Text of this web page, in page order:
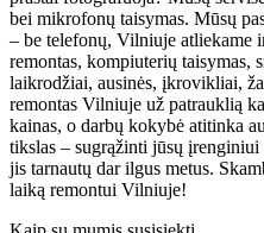
bei mikrofonų taisymas. Mūsų
– be telefonų, Vilniuje atliekame
remontas, kompiuterių taisymas,
laikrodžiai, ausinės, įkrovikliai,
remontas Vilniuje už patrauklią
kainas, o darbų kokybė atitinka
tikslas – sugrąžinti jūsų
jis tarnautų dar ilgus metus.
laiką remontui Vilniuje!